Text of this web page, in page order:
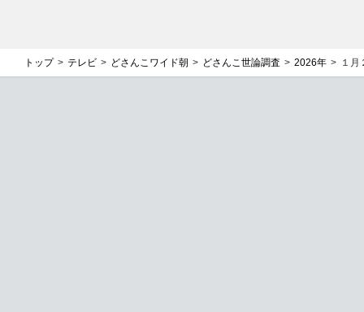
トップ テレビ どさんこワイド朝 どさんこ世論調査 2026年 １月